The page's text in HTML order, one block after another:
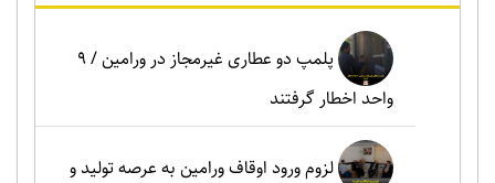
پلمپ دو عطاری غیرمجاز در ورامین / ۹
واحد اخطار گرفتند
لزوم ورود اوقاف ورامین به عرصه تولید و